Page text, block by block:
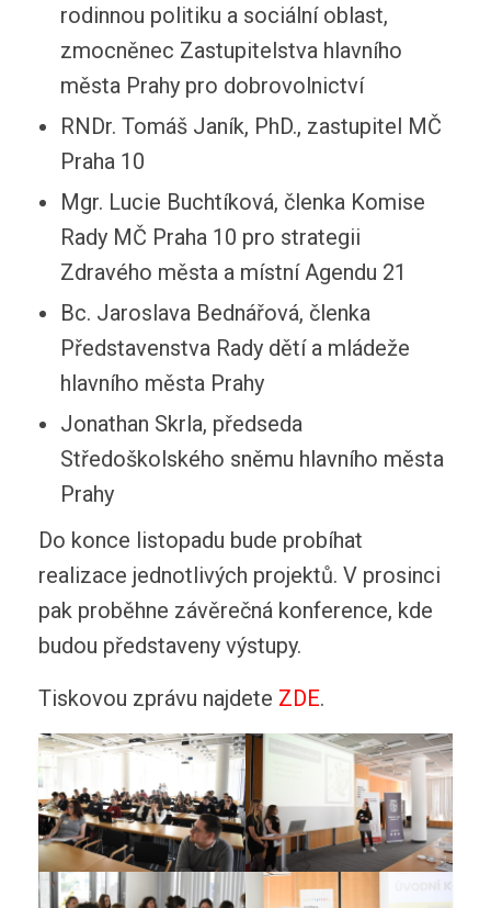
rodinnou politiku a sociální oblast,
zmocněnec Zastupitelstva hlavního
města Prahy pro dobrovolnictví
RNDr. Tomáš Janík, PhD., zastupitel MČ
Praha 10
Mgr. Lucie Buchtíková, členka Komise
Rady MČ Praha 10 pro strategii
Zdravého města a místní Agendu 21
Bc. Jaroslava Bednářová, členka
Představenstva Rady dětí a mládeže
hlavního města Prahy
Jonathan Skrla, předseda
Středoškolského sněmu hlavního města
Prahy
Do konce listopadu bude probíhat
realizace jednotlivých projektů. V prosinci
pak proběhne závěrečná konference, kde
budou představeny výstupy.
Tiskovou zprávu najdete ZDE.